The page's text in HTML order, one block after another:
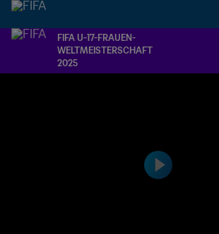
FIFA U-17-FRAUEN-
WELTMEISTERSCHAFT
2025